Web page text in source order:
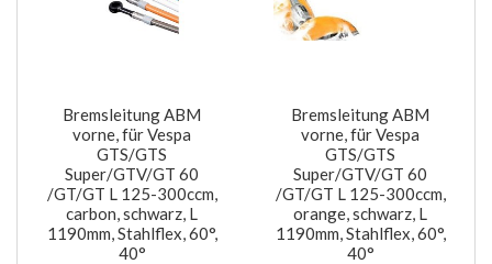
Bremsleitung ABM
vorne, für Vespa
GTS/GTS
Super/GTV/GT 60
/GT/GT L 125-300ccm,
carbon, schwarz, L
1190mm, Stahlflex, 60°,
40°
Bremsleitung ABM
vorne, für Vespa
GTS/GTS
Super/GTV/GT 60
/GT/GT L 125-300ccm,
orange, schwarz, L
1190mm, Stahlflex, 60°,
40°